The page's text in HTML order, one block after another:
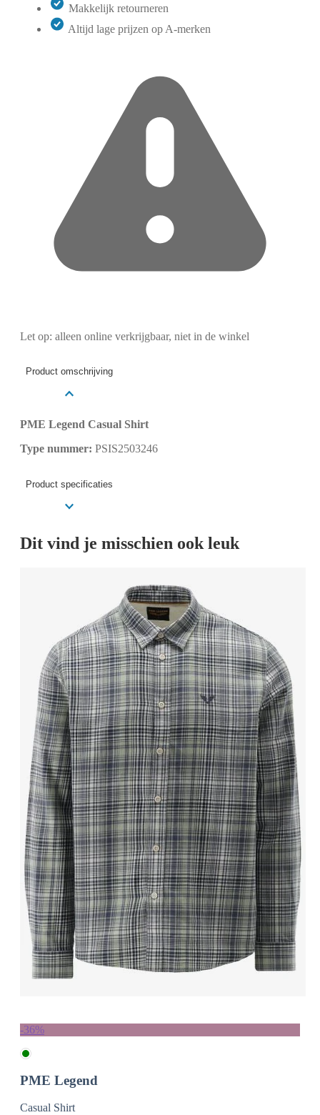
Makkelijk retourneren
Altijd lage prijzen op A-merken
Let op: alleen online verkrijgbaar, niet in de winkel
Product omschrijving
PME Legend Casual Shirt
Type nummer: PSIS2503246
Product specificaties
Dit vind je misschien ook leuk
-36%
PME Legend
Casual Shirt